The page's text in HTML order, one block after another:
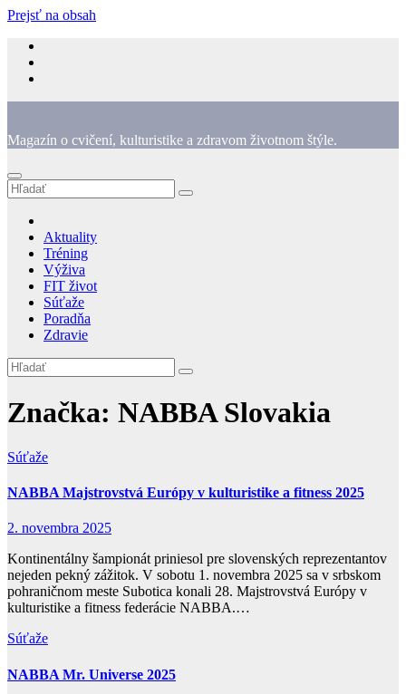
Prejsť na obsah
Magazín o cvičení, kulturistike a zdravom životnom štýle.
Aktuality
Tréning
Výživa
FIT život
Súťaže
Poradňa
Zdravie
Značka: NABBA Slovakia
Súťaže
NABBA Majstrovstvá Európy v kulturistike a fitness 2025
2. novembra 2025
Kontinentálny šampionát priniesol pre slovenských reprezentantov
nejeden pekný zážitok. V sobotu 1. novembra 2025 sa v srbskom
pohraničnom meste Subotica konali 28. Majstrovstvá Európy v
kulturistike a fitness federácie NABBA.…
Súťaže
NABBA Mr. Universe 2025